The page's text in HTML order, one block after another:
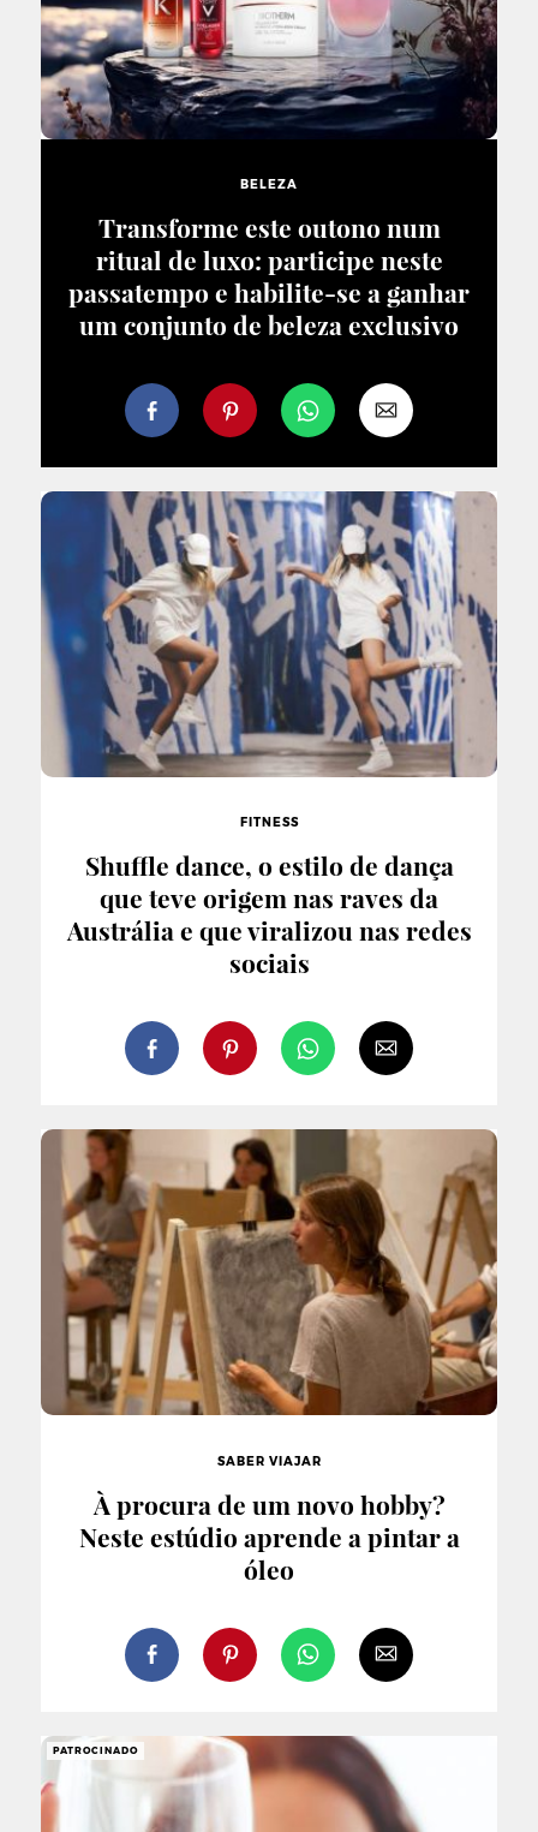
BELEZA
Transforme este outono num
ritual de luxo: participe neste
passatempo e habilite-se a ganhar
um conjunto de beleza exclusivo
FITNESS
Shuffle dance, o estilo de dança
que teve origem nas raves da
Austrália e que viralizou nas redes
sociais
SABER VIAJAR
À procura de um novo hobby?
Neste estúdio aprende a pintar a
óleo
PATROCINADO